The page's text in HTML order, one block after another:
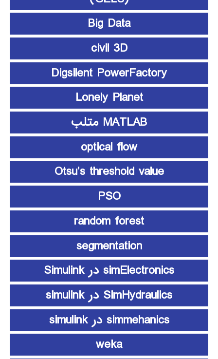
Big Data
civil 3D
Digsilent PowerFactory
Lonely Planet
MATLAB متلب
optical flow
Otsu’s threshold value
PSO
random forest
segmentation
simElectronics در Simulink
SimHydraulics در simulink
simmehanics در simulink
weka